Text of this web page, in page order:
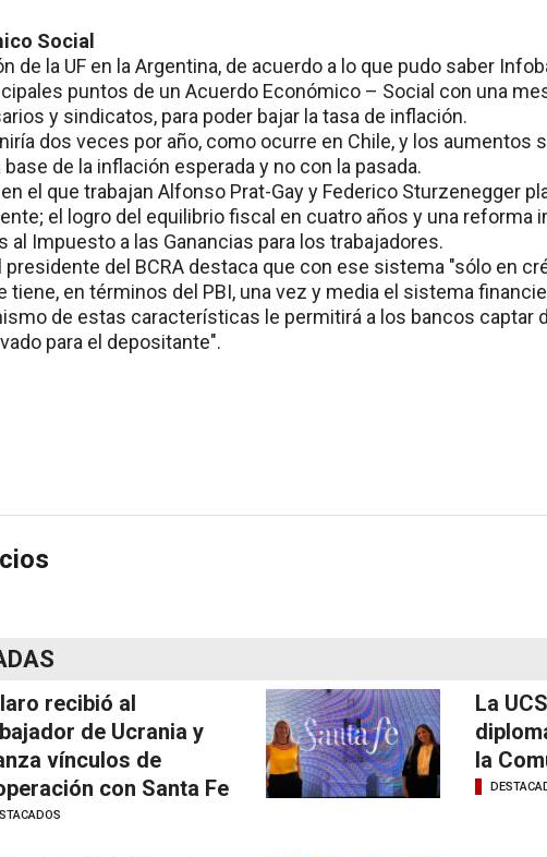
Social
de la UF en la Argentina, de acuerdo a lo que pudo saber
puntos de un Acuerdo Económico – Social con una
y sindicatos, para poder bajar la tasa de inflación.
dos veces por año, como ocurre en Chile, y los aumentos
de la inflación esperada y no con la pasada.
el que trabajan Alfonso Prat-Gay y Federico Sturzenegger
el logro del equilibrio fiscal en cuatro años y una reforma
al Impuesto a las Ganancias para los trabajadores.
presidente del BCRA destaca que con ese sistema "sólo en
tiene, en términos del PBI, una vez y media el sistema
de estas características le permitirá a los bancos captar
para el depositante".
recibió al
de Ucrania y
vínculos de
con Santa Fe
La
la